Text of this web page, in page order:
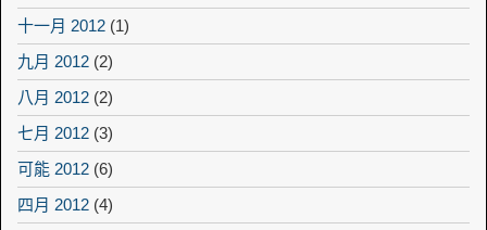
十一月 2012 (1)
九月 2012 (2)
八月 2012 (2)
七月 2012 (3)
可能 2012 (6)
四月 2012 (4)